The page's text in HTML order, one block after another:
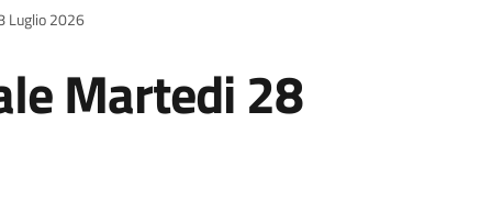
Luglio 2026
Martedi 28